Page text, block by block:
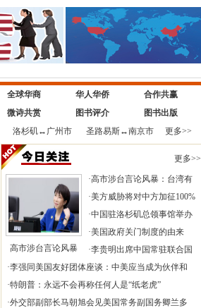
全球华商 华人华侨
合作共赢
微诗共赏 图书评介
图书出版
洛杉矶↔ 广州市 圣路易斯↔南京市 更多>>
更多>>
高市涉台言论风暴
·高市涉台言论风暴：台湾有
·美方威胁将对中方加征100%
·中国驻洛杉矶总领事馆举办
·美国政府关门制度的由来
·李贵明出席中国常驻联合国
·李强同美国友好团体座谈：中美应当成为伙伴和
·特朗普：永远不会再称任何人是“纸老虎”
·外交部副部长马朝旭会见美国常务副国务卿兰多